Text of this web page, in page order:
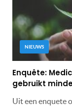
NIEUWS
Enquête:
gebruikt
Uit een enquete